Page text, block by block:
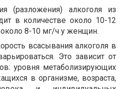
(разложения) алкоголя из
в количестве около 10-12
8-10 мг/ч у женщин.
всасывания алкоголя в
Это зависит от
уровня метаболизирующих
в организме, возраста,